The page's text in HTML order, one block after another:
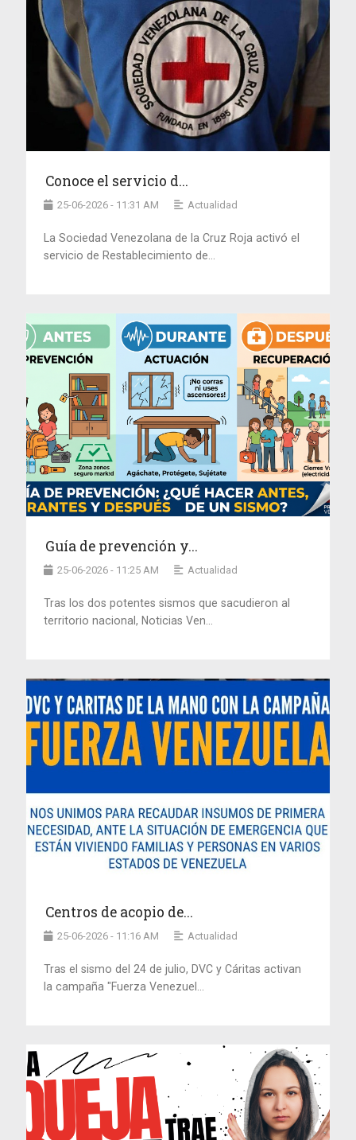
Conoce el servicio d...
25-06-2026 - 11:31 AM Actualidad
La Sociedad Venezolana de la Cruz Roja activó el
servicio de Restablecimiento de...
Guía de prevención y...
25-06-2026 - 11:25 AM Actualidad
Tras los dos potentes sismos que sacudieron al
territorio nacional, Noticias Ven...
Centros de acopio de...
25-06-2026 - 11:16 AM Actualidad
Tras el sismo del 24 de julio, DVC y Cáritas activan
la campaña "Fuerza Venezuel...